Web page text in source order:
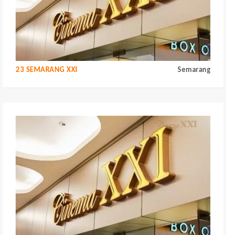
23 SEMARANG XXI Semarang